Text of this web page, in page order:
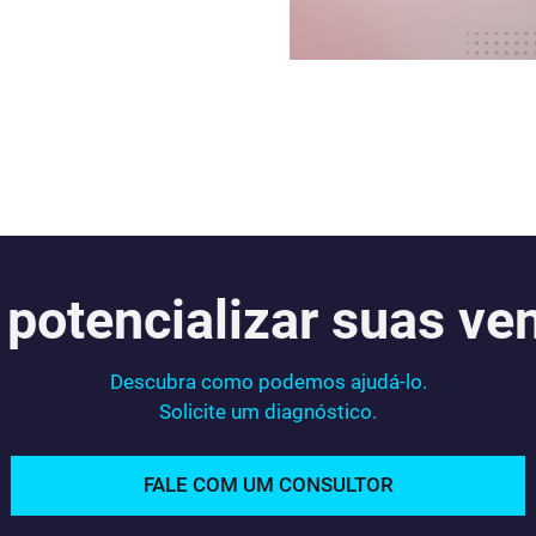
suas
Descubra como podemos ajudá-lo.
Solicite um diagnóstico.
FALE COM UM CONSULTOR